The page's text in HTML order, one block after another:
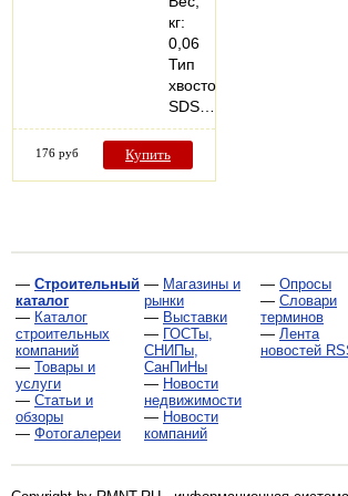
кг:
0,06
Тип
хвостовика:
SDS…
176 руб Купить
— Строительный
каталог
— Каталог
строительных
компаний
— Товары и
услуги
— Статьи и
обзоры
— Фотогалереи
— Магазины и
рынки
— Выставки
— ГОСТы,
СНИПы,
СанПиНы
— Новости
недвижимости
— Новости
компаний
— Опросы
— Словари
терминов
— Лента
новостей